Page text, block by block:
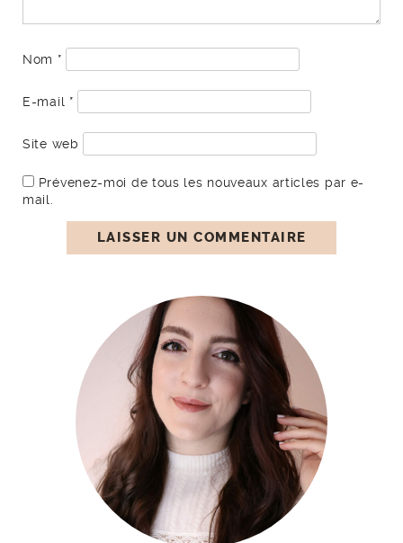
Nom *
E-mail *
Site web
Prévenez-moi de tous les nouveaux articles par e-
mail.